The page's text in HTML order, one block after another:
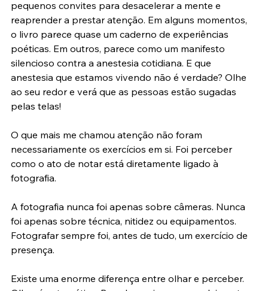
Rob Walker propõe exercícios simples de observação,
pequenos convites para desacelerar a mente e
reaprender a prestar atenção. Em alguns momentos,
o livro parece quase um caderno de experiências
poéticas. Em outros, parece como um manifesto
silencioso contra a anestesia cotidiana. E que
anestesia que estamos vivendo não é verdade? Olhe
ao seu redor e verá que as pessoas estão sugadas
O que mais me chamou atenção não foram
necessariamente os exercícios em si. Foi perceber
como o ato de notar está diretamente ligado à
A fotografia nunca foi apenas sobre câmeras. Nunca
foi apenas sobre técnica, nitidez ou equipamentos.
Fotografar sempre foi, antes de tudo, um exercício de